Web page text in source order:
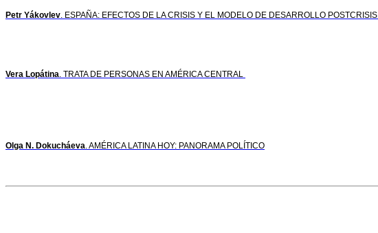
Petr Yákovlev. ESPAÑA: EFECTOS DE LA CRISIS Y EL MODELO DE DESARROLLO POSTCRISIS
Vera Lopátina. TRATA DE PERSONAS EN AMÉRICA CENTRAL
Olga N. Dokucháeva. AMÉRICA LATINA HOY: PANORAMA POLÍTICO